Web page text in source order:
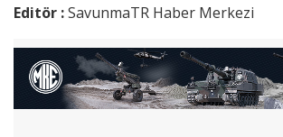
Editör :SavunmaTR Haber Merkezi